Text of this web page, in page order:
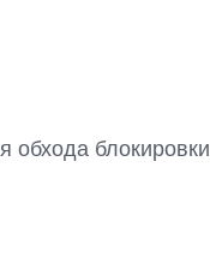
обхода блокировки